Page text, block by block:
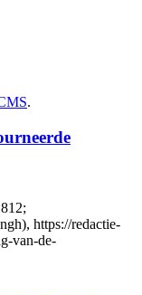
.
https://redactie-
van-de-